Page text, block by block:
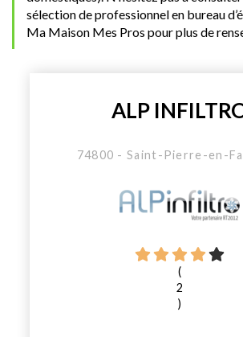
sélection de professionnel en bureau
Ma Maison Mes Pros pour plus de
ALP
74800 - Saint-Pierre-en-
(
2
)